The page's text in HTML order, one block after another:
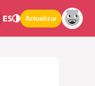
ES Actualizar